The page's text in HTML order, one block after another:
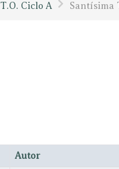
T.O. Ciclo A Santísima
Autor